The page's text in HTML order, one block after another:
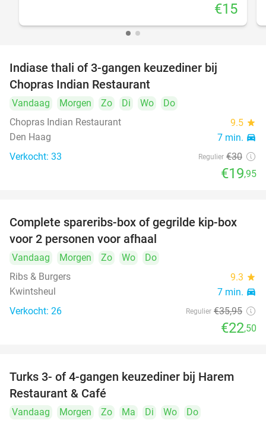
€15
Indiase thali of 3-gangen keuzediner bij
Chopras Indian Restaurant
Vandaag Morgen Zo Di Wo
Do
Chopras Indian Restaurant
9.5 star
Den Haag 7 min. directions_car
Verkocht: 33 Regulier €30
€19,95
37%
Complete spareribs-box of gegrilde kip-box
voor 2 personen voor afhaal
Vandaag Morgen Zo Wo
Do
Ribs & Burgers
9.3 star
Kwintsheul 7 min. directions_car
Verkocht: 26 Regulier €35,95
€22,50
45%
Turks 3- of 4-gangen keuzediner bij Harem
Restaurant & Café
Vandaag Morgen Zo Ma Di Wo
Do